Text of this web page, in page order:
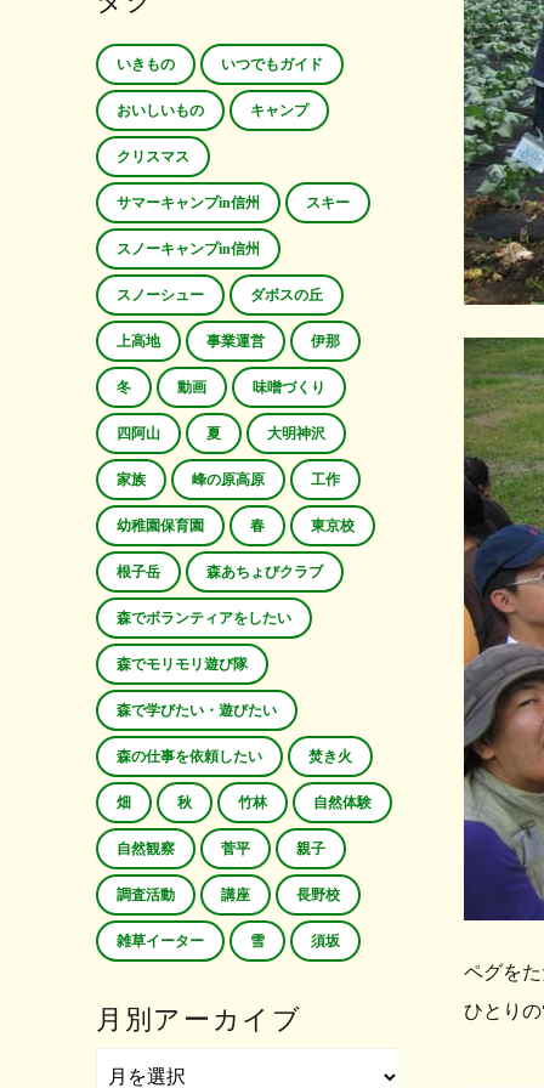
ペグを
ひとり
いきもの いつでもガイド
おいしいもの キャンプ
クリスマス
サマーキャンプin信州 スキー
スノーキャンプin信州
スノーシュー ダボスの丘
上高地 事業運営 伊那
冬 動画 味噌づくり
四阿山 夏 大明神沢
家族 峰の原高原 工作
幼稚園保育園 春 東京校
根子岳 森あちょびクラブ
森でボランティアをしたい
森でモリモリ遊び隊
森で学びたい・遊びたい
森の仕事を依頼したい 焚き火
畑 秋 竹林 自然体験
自然観察 菅平 親子
調査活動 講座 長野校
雑草イーター 雪 須坂
月別アーカイブ